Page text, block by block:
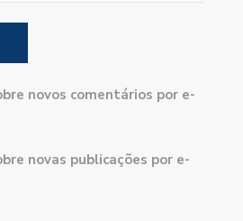
novos comentários por e-
novas publicações por e-